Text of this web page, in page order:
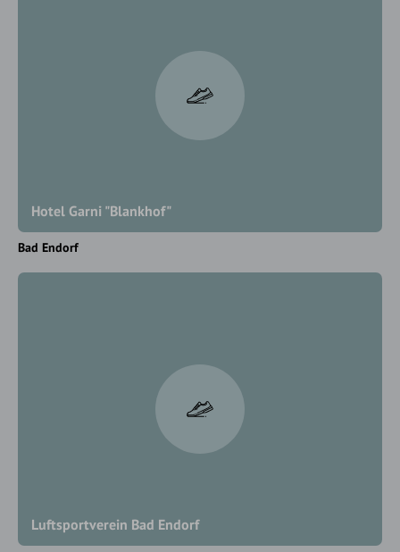
Hotel Garni "Blankhof"
Bad Endorf
Luftsportverein Bad Endorf